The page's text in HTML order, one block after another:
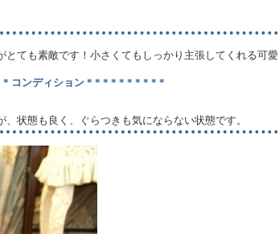
とても素敵です！小さくてもしっかり主張してくれる可愛
コンディション * * * * * * * * * *
状態も良く、ぐらつきも気にならない状態です。